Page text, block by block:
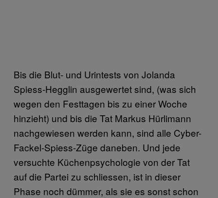
Bis die Blut- und Urintests von Jolanda
Spiess-Hegglin ausgewertet sind, (was sich
wegen den Festtagen bis zu einer Woche
hinzieht) und bis die Tat Markus Hürlimann
nachgewiesen werden kann, sind alle Cyber-
Fackel-Spiess-Züge daneben. Und jede
versuchte Küchenpsychologie von der Tat
auf die Partei zu schliessen, ist in dieser
Phase noch dümmer, als sie es sonst schon